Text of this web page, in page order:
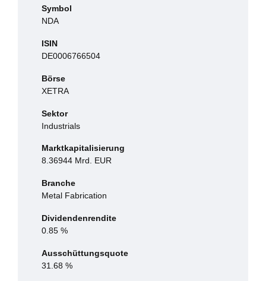
Symbol
NDA
ISIN
DE0006766504
Börse
XETRA
Sektor
Industrials
Marktkapitalisierung
8.36944 Mrd. EUR
Branche
Metal Fabrication
Dividendenrendite
0.85 %
Ausschüttungsquote
31.68 %